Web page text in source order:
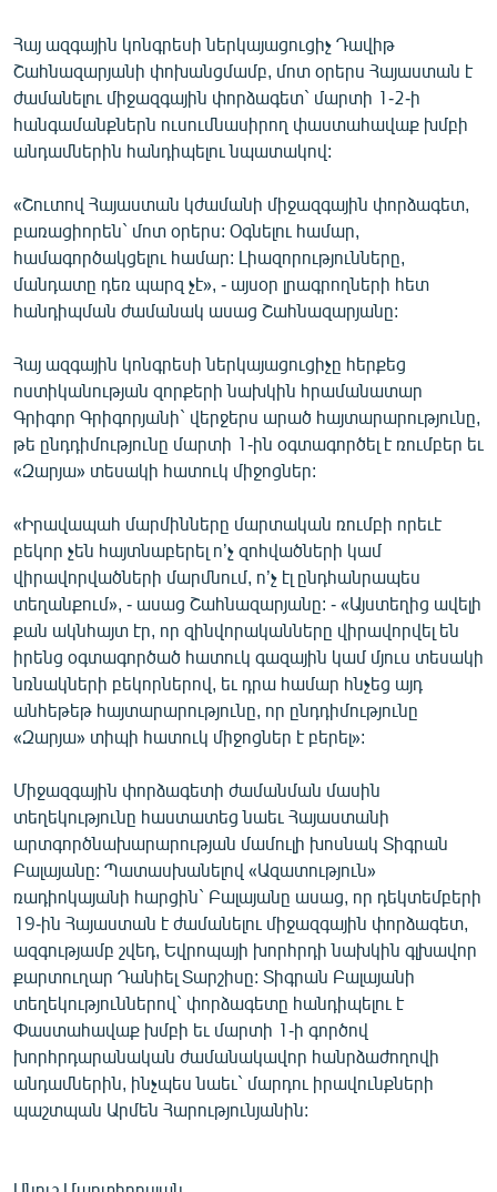
ԿՈՐՈՆԱՎԻՐՈՒՍ
ԱՐԽԻՎ
ՏԵՍԱՆՅՈՒԹԵՐ
ԲԱՆԱՎԵՃ
ՁԳՏԵԼՈՎ ԼԱՎԱԳՈՒՅՆԻՆ
ՓՈԴՔԱՍԹ
Հայերեն
Русский
ՀԵՏԵՎԵՔ ՄԵԶ
«Ազատության» բոլոր կայքերը
Հայ ազգային կոնգրեսի ներկայացուցիչ Դավիթ
Շահնազարյանի փոխանցմամբ, մոտ օրերս Հայաստան է
ժամանելու միջազգային փորձագետ` մարտի 1-2-ի
հանգամանքներն ուսումնասիրող փաստահավաք խմբի
անդամներին հանդիպելու նպատակով:
«Շուտով Հայաստան կժամանի միջազգային փորձագետ,
բառացիորեն` մոտ օրերս: Օգնելու համար,
համագործակցելու համար: Լիազորությունները,
մանդատը դեռ պարզ չէ», - այսօր լրագրողների հետ
հանդիպման ժամանակ ասաց Շահնազարյանը:
Հայ ազգային կոնգրեսի ներկայացուցիչը հերքեց
ոստիկանության զորքերի նախկին հրամանատար
Գրիգոր Գրիգորյանի` վերջերս արած հայտարարությունը,
թե ընդդիմությունը մարտի 1-ին օգտագործել է ռումբեր եւ
«Զարյա» տեսակի հատուկ միջոցներ:
«Իրավապահ մարմինները մարտական ռումբի որեւէ
բեկոր չեն հայտնաբերել ո’չ զոհվածների կամ
վիրավորվածների մարմնում, ո’չ էլ ընդհանրապես
տեղանքում», - ասաց Շահնազարյանը: - «Այստեղից ավելի
քան ակնհայտ էր, որ զինվորականները վիրավորվել են
իրենց օգտագործած հատուկ գազային կամ մյուս տեսակի
նռնակների բեկորներով, եւ դրա համար հնչեց այդ
անհեթեթ հայտարարությունը, որ ընդդիմությունը
«Զարյա» տիպի հատուկ միջոցներ է բերել»:
Միջազգային փորձագետի ժամանման մասին
տեղեկությունը հաստատեց նաեւ Հայաստանի
արտգործնախարարության մամուլի խոսնակ Տիգրան
Բալայանը: Պատասխանելով «Ազատություն»
ռադիոկայանի հարցին` Բալայանը ասաց, որ դեկտեմբերի
19-ին Հայաստան է ժամանելու միջազգային փորձագետ,
ազգությամբ շվեդ, Եվրոպայի խորհրդի նախկին գլխավոր
քարտուղար Դանիել Տարշիսը: Տիգրան Բալայանի
տեղեկություններով` փորձագետը հանդիպելու է
Փաստահավաք խմբի եւ մարտի 1-ի գործով
խորհրդարանական ժամանակավոր հանրձաժողովի
անդամներին, ինչպես նաեւ` մարդու իրավունքների
պաշտպան Արմեն Հարությունյանին: